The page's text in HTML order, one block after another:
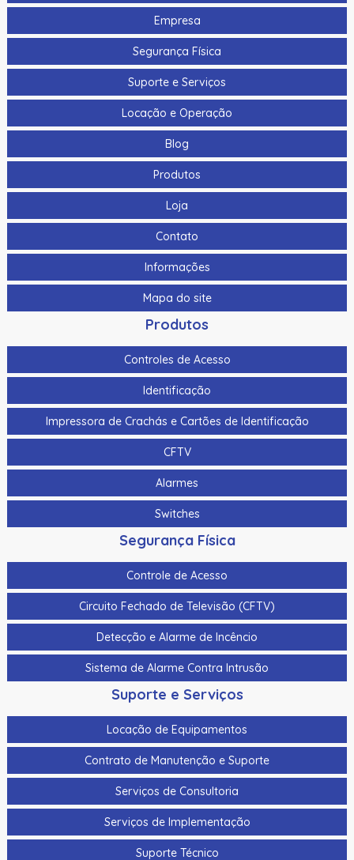
Empresa
Segurança Física
Suporte e Serviços
Locação e Operação
Blog
Produtos
Loja
Contato
Informações
Mapa do site
Produtos
Controles de Acesso
Identificação
Impressora de Crachás e Cartões de Identificação
CFTV
Alarmes
Switches
Segurança Física
Controle de Acesso
Circuito Fechado de Televisão (CFTV)
Detecção e Alarme de Incêncio
Sistema de Alarme Contra Intrusão
Suporte e Serviços
Locação de Equipamentos
Contrato de Manutenção e Suporte
Serviços de Consultoria
Serviços de Implementação
Suporte Técnico